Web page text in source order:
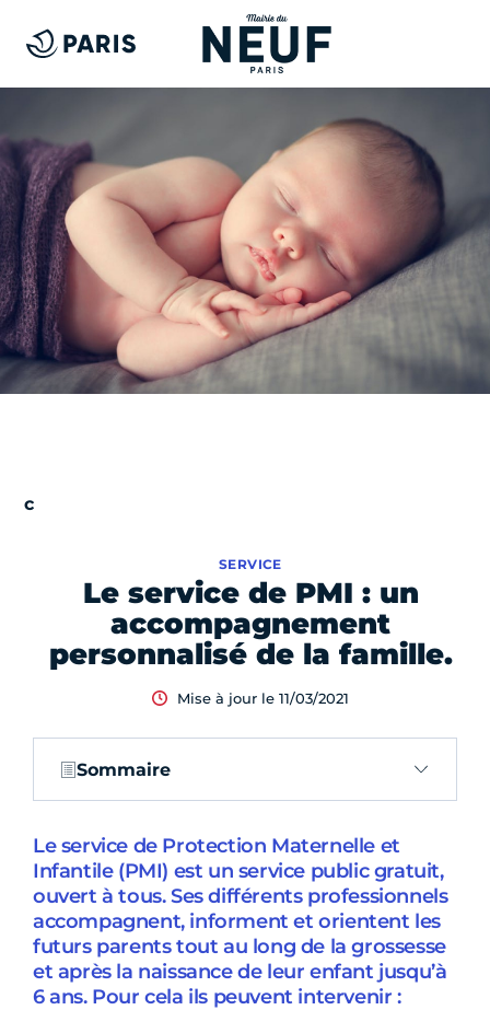
Le service de PMI : un
accompagnement
personnalisé de la famille.
SERVICE
Mise à jour le 11/03/2021
Sommaire
Le service de Protection Maternelle et
Infantile (PMI) est un service public gratuit,
ouvert à tous. Ses différents professionnels
accompagnent, informent et orientent les
futurs parents tout au long de la grossesse
et après la naissance de leur enfant jusqu’à
6 ans. Pour cela ils peuvent intervenir :